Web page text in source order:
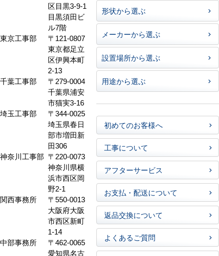
区目黒3-9-1
目黒須田ビ
ル7階
東京工事部
〒121-0807
東京都足立
区伊興本町
2-13
千葉工事部
〒279-0004
千葉県浦安
市猫実3-16
埼玉工事部
〒344-0025
埼玉県春日
部市増田新
田306
神奈川工事部 〒220-0073
神奈川県横
浜市西区岡
野2-1
関西事務所
〒550-0013
大阪府大阪
市西区新町
1-14
中部事務所
〒462-0065
愛知県名古
形状から選ぶ
メーカーから選ぶ
設置場所から選ぶ
用途から選ぶ
初めてのお客様へ
工事について
アフターサービス
お支払・配送について
返品交換について
よくあるご質問